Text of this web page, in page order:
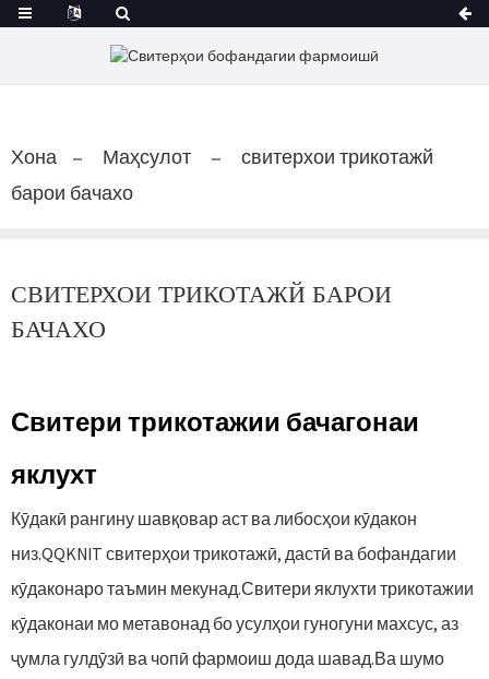
Хона Маҳсулот
свитерхои трикотажй
барои бачахо
СВИТЕРХОИ ТРИКОТАЖЙ БАРОИ
БАЧАХО
Свитери трикотажии бачагонаи
яклухт
Кӯдакӣ рангину шавқовар аст ва либосҳои кӯдакон
низ.QQKNIT свитерҳои трикотажӣ, дастӣ ва бофандагии
кӯдаконаро таъмин мекунад.Свитери яклухти трикотажии
кӯдаконаи мо метавонад бо усулҳои гуногуни махсус, аз
ҷумла гулдӯзӣ ва чопӣ фармоиш дода шавад.Ва шумо